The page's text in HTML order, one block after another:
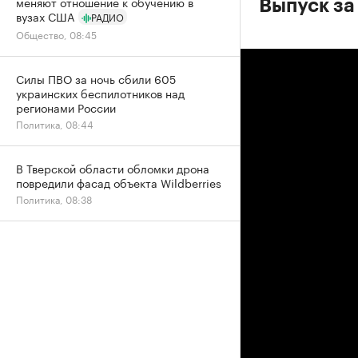
Выпуск
вузах США
РАДИО
Общество, 08:45
Силы ПВО за ночь сбили 605
украинских беспилотников над
регионами России
Политика, 08:44
В Тверской области обломки дрона
повредили фасад объекта Wildberries
Политика, 08:38